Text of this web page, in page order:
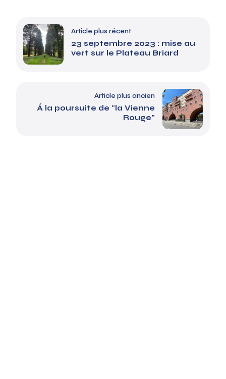
Article plus récent
23 septembre 2023 : mise au
vert sur le Plateau Briard
Article plus ancien
Á la poursuite de "la Vienne
Rouge"